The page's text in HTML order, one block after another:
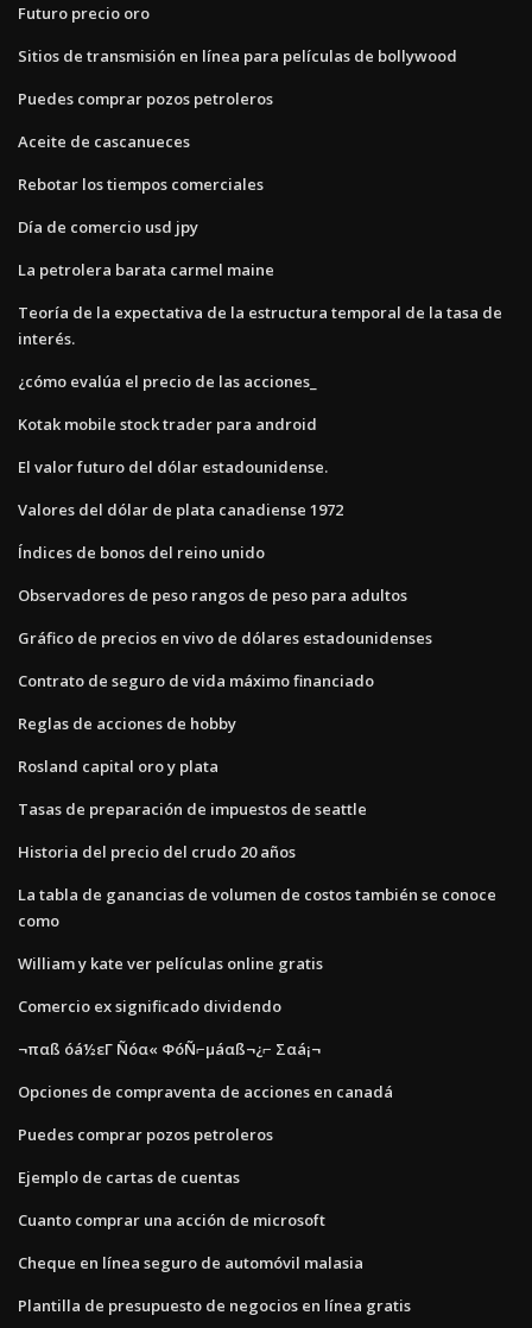
Futuro precio oro
Sitios de transmisión en línea para películas de bollywood
Puedes comprar pozos petroleros
Aceite de cascanueces
Rebotar los tiempos comerciales
Día de comercio usd jpy
La petrolera barata carmel maine
Teoría de la expectativa de la estructura temporal de la tasa de
interés.
¿cómo evalúa el precio de las acciones_
Kotak mobile stock trader para android
El valor futuro del dólar estadounidense.
Valores del dólar de plata canadiense 1972
Índices de bonos del reino unido
Observadores de peso rangos de peso para adultos
Gráfico de precios en vivo de dólares estadounidenses
Contrato de seguro de vida máximo financiado
Reglas de acciones de hobby
Rosland capital oro y plata
Tasas de preparación de impuestos de seattle
Historia del precio del crudo 20 años
La tabla de ganancias de volumen de costos también se conoce
como
William y kate ver películas online gratis
Comercio ex significado dividendo
¬παß óá½εΓ Ñóα« ΦóÑ⌐µáαß¬¿⌐ Σαá¡¬
Opciones de compraventa de acciones en canadá
Puedes comprar pozos petroleros
Ejemplo de cartas de cuentas
Cuanto comprar una acción de microsoft
Cheque en línea seguro de automóvil malasia
Plantilla de presupuesto de negocios en línea gratis